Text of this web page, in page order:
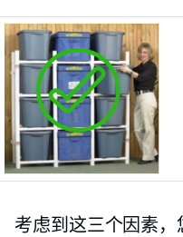
考虑到这三个因素